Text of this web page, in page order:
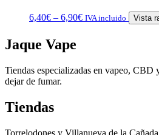
6,40€ – 6,90€ IVA incluido Vista
Jaque Vape
Tiendas especializadas en vapeo, CBD
dejar de fumar.
Tiendas
Torrelodones y Villanueva de la Cañada.